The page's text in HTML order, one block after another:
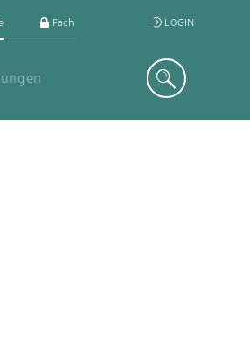
Fachkreis
Suche
LOGIN